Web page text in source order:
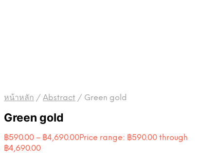
หน้าหลัก / Abstract / Green gold
Green gold
฿590.00 – ฿4,690.00Price range: ฿590.00 through
฿4,690.00